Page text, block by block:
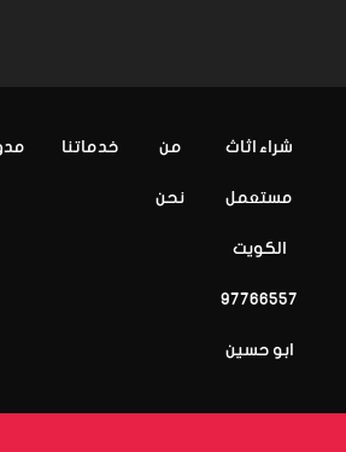
شراء اثاث
مستعمل
الكويت
97766557
ابو حسين
من
نحن
خدماتنا